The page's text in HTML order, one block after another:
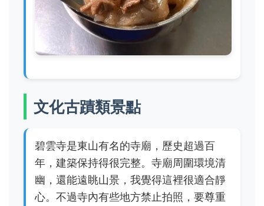
文化古蹟類景點
碧雲寺是東山有名的寺廟，歷史超過百
年，建築保持得很完整。寺廟周圍環境清
幽，還能遠眺山景，我覺得這裡很適合靜
心。不過寺內有些地方禁止拍照，要尊重